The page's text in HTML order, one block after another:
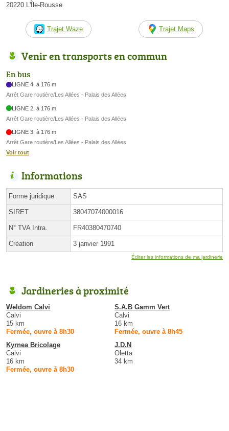
20220 L'Île-Rousse
Trajet Waze Trajet Maps
Venir en transports en commun
En bus
LIGNE 4, à 176 m
Arrêt Gare routière/Les Allées - Palais des Allées
LIGNE 2, à 176 m
Arrêt Gare routière/Les Allées - Palais des Allées
LIGNE 3, à 176 m
Arrêt Gare routière/Les Allées - Palais des Allées
Voir tout
Informations
Forme juridique SAS
SIRET 38047074000016
N° TVA Intra. FR40380470740
Création 3 janvier 1991
Éditer les informations de ma jardinerie
Jardineries à proximité
Weldom Calvi
Calvi
15 km
Fermée, ouvre à 8h30
S.A.B Gamm Vert
Calvi
16 km
Fermée, ouvre à 8h45
Kyrnea Bricolage
Calvi
16 km
Fermée, ouvre à 8h30
J.D.N
Oletta
34 km